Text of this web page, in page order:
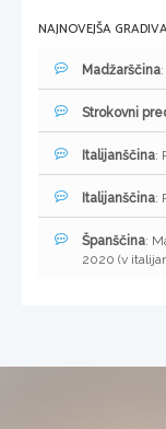
NAJNOVEJŠA
Madžarščina
Strokovni
Italijanščina:
Italijanščina:
Španščina:
2020 (v